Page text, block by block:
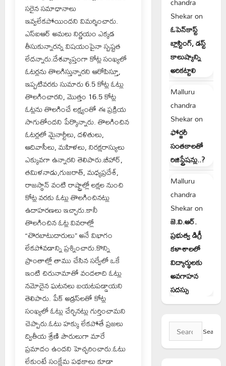
సరైన సమాధానాలు
ఇవ్వలేకపోయిందని విమర్శించారు.
ఎస్ఐఆర్ అమలు నిర్ణయం ఎక్కడ
తీసుకున్నారన్న విషయంపైనా స్పష్టత
లేదన్నారు.దేశవ్యాప్తంగా కోట్ల సంఖ్యలో
ఓటర్లను తొలగిస్తున్నారని ఆరోపిస్తూ,
ఇప్పటివరకు సుమారు 6.5 కోట్ల ఓట్లు
తొలగించారని, మొత్తం 16.5 కోట్ల
ఓట్లను తొలగించే లక్ష్యంతో ఈ ప్రక్రియ
సాగుతోందని పేర్కొన్నారు. తొలగించిన
ఓటర్లలో మైనార్టీలు, దళితులు,
ఆదివాసీలు, మహిళలు, నిరక్షరాస్యులు
ఎక్కువగా ఉన్నారని తెలిపారు.బీహార్,
తమిళనాడు,గుజరాత్, మధ్యప్రదేశ్,
రాజస్థాన్ వంటి రాష్ట్రాల్లో లక్షల నుంచి
కోట్ల వరకు ఓట్లు తొలగించినట్లు
ఉదాహరణలు ఇచ్చారు.కానీ
తొలగించిన ఓట్ల వివరాల్లో
“చొరబాటుదారులు” అనే విభాగం
లేకపోవడాన్ని ప్రశ్నించారు.కొన్ని
ప్రాంతాల్లో తాము చేసిన సర్వేలో ఒకే
ఇంటి చిరునామాతో వందలాది ఓట్లు
నమోదైన ఘటనలు బయటపడ్డాయని
తెలిపారు. పేక్ అడ్రస్‌లతో కోట్ల
సంఖ్యలో ఓట్లు చేర్చినట్లు గుర్తించామని
చెప్పారు.ఓటు హక్కు లేకపోతే ప్రజలు
ద్వితీయ శ్రేణి పౌరులుగా మారే
ప్రమాదం ఉందని హెచ్చరించారు.ఓటు
లేకుంటే సంక్షేమ పథకాలు కూడా
Shekaron
ఓపెన్‌కాస్ట్
బ్లాస్టింగ్, డస్ట్
కాలుష్యాన్ని
అరికట్టాలి
Malluru
chandra
Shekaron
ఫోర్జరీ
సంతకాలతో
రిజిస్ట్రేషన్లు..?
Malluru
chandra
Shekaron
జె.వి.ఆర్.
ప్రభుత్వ డిగ్రీ
కళాశాలలో
విద్యార్థులకు
అవగాహన
సదస్సు
Search
for: